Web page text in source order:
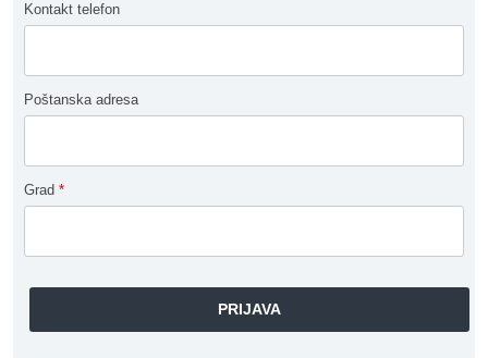
Kontakt telefon
Poštanska adresa
Grad *